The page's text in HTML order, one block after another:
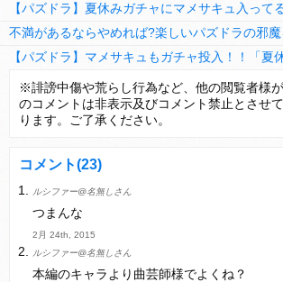
不満があるならやめれば?楽しいパズドラの邪
変な所でセーブして詰んだゲーム、貴方にはあ
Powered by livedoor 相互RSS
※誹謗中傷や荒らし行為など、他の閲覧者様
のコメントは非表示及びコメント禁止とさせ
ります。ご了承ください。
コメント(23)
ルシファー@名無しさん
つまんな
2月 24th, 2015
ルシファー@名無しさん
本編のキャラより曲芸師様でよくね？